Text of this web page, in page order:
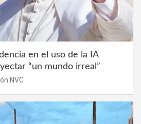
en el uso de la IA
“un mundo irreal”
NVC